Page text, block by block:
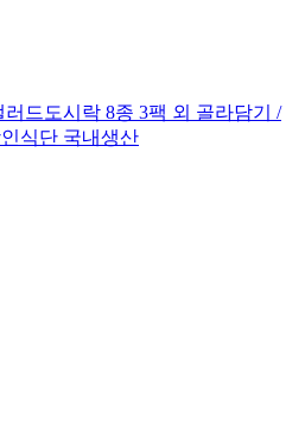
드도시락 8종 3팩 외 골라담기 /
식단 국내생산